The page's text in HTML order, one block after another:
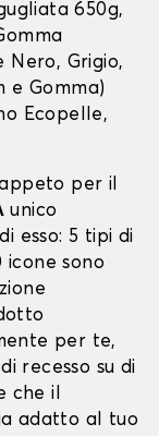
650g,
Nero, Grigio,
e Gomma)
Ecopelle,
per il
unico
esso: 5 tipi di
sono
per te,
recesso su di
che il
adatto al tuo